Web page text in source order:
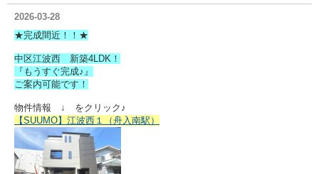
2026-03-28
★完成間近！！★
中区江波西 新築4LDK！
『もうすぐ完成♪』
ご案内可能です！
物件情報 ↓ をクリック♪
【SUUMO】江波西１（舟入南駅）